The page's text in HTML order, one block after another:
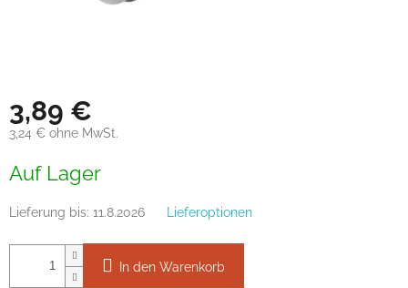
3,89 €
3,24 € ohne MwSt.
Auf Lager
Lieferung bis: 11.8.2026 Lieferoptionen
In den Warenkorb